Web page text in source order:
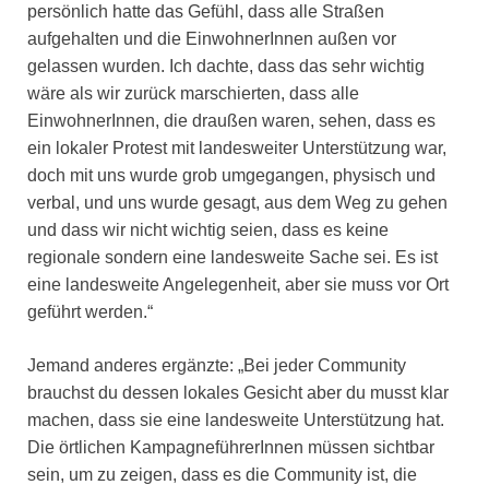
persönlich hatte das Gefühl, dass alle Straßen
aufgehalten und die EinwohnerInnen außen vor
gelassen wurden. Ich dachte, dass das sehr wichtig
wäre als wir zurück marschierten, dass alle
EinwohnerInnen, die draußen waren, sehen, dass es
ein lokaler Protest mit landesweiter Unterstützung war,
doch mit uns wurde grob umgegangen, physisch und
verbal, und uns wurde gesagt, aus dem Weg zu gehen
und dass wir nicht wichtig seien, dass es keine
regionale sondern eine landesweite Sache sei. Es ist
eine landesweite Angelegenheit, aber sie muss vor Ort
geführt werden.“
Jemand anderes ergänzte: „Bei jeder Community
brauchst du dessen lokales Gesicht aber du musst klar
machen, dass sie eine landesweite Unterstützung hat.
Die örtlichen KampagneführerInnen müssen sichtbar
sein, um zu zeigen, dass es die Community ist, die